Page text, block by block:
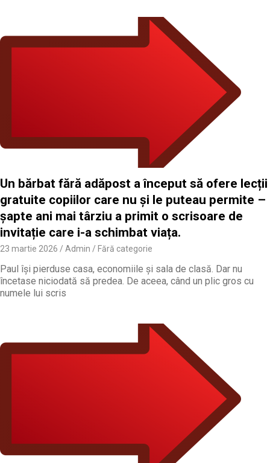
Un bărbat fără adăpost a început să ofere lecții
gratuite copiilor care nu și le puteau permite –
șapte ani mai târziu a primit o scrisoare de
invitație care i-a schimbat viața.
23 martie 2026 Admin Fără categorie
Paul își pierduse casa, economiile și sala de clasă. Dar nu
încetase niciodată să predea. De aceea, când un plic gros cu
numele lui scris